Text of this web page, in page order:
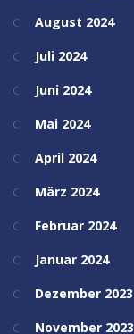
August 2024
Juli 2024
Juni 2024
Mai 2024
April 2024
März 2024
Februar 2024
Januar 2024
Dezember 2023
November 2023